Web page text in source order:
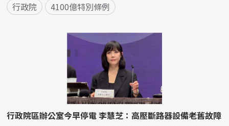
行政院 4100億特別條例
行政院區辦公室今早停電 李慧芝：高壓斷路器設備老舊故障